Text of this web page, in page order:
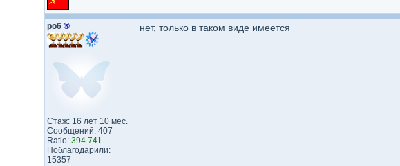
po6 ®
Стаж: 16 лет 10 мес.
Сообщений: 407
Ratio: 394.741
Поблагодарили:
15357
нет, только в таком виде имеется